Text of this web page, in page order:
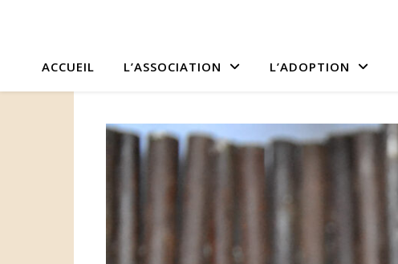
ACCUEIL L’ASSOCIATION L’ADOPTION